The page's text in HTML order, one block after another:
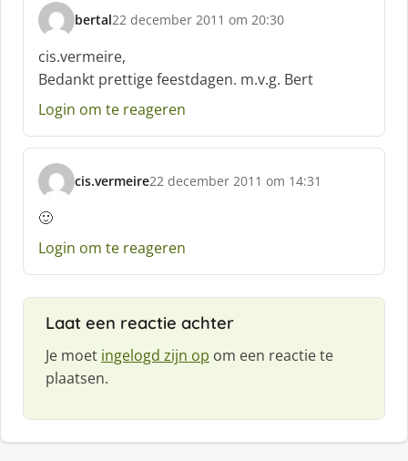
bertal
s
h
r
e
f
22 december 2011 om 20:30
cis.vermeire,
Bedankt prettige feestdagen. m.v.g. Bert
Login om te reageren
cis.vermeire
s
c
h
r
22 december 2011 om 14:31
🙂
Login om te reageren
Laat een reactie achter
Je moet ingelogd zijn op om een reactie te
plaatsen.